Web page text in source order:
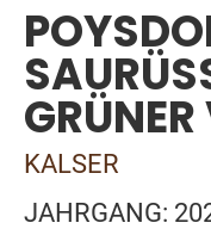
beginning
of
the
images
gallery
GRÜNER
KALSER
JAHRGANG: